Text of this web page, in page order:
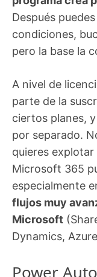
Después
condiciones,
pero la base la
A nivel de
parte de la
ciertos planes,
por separado.
quieres
Microsoft 365
especialmente
flujos muy
Microsoft
Dynamics,
Power